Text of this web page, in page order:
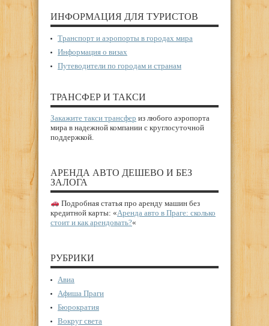
ИНФОРМАЦИЯ ДЛЯ ТУРИСТОВ
Транспорт и аэропорты в городах мира
Информация о визах
Путеводители по городам и странам
ТРАНСФЕР И ТАКСИ
Закажите такси трансфер из любого аэропорта
мира в надежной компании с круглосуточной
поддержкой.
АРЕНДА АВТО ДЕШЕВО И БЕЗ
ЗАЛОГА
Подробная статья про аренду машин без
кредитной карты: «Аренда авто в Праге: сколько
стоит и как арендовать?«
РУБРИКИ
Авиа
Афиша Праги
Бюрократия
Вокруг света